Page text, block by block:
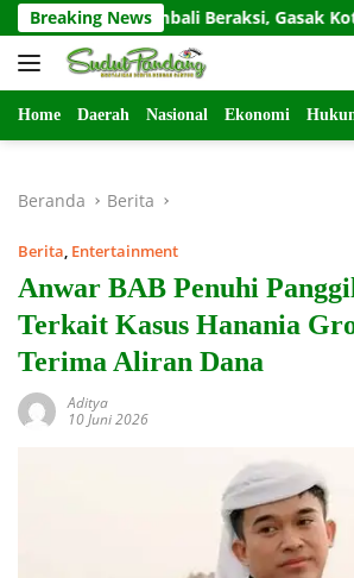
Langsung
ke
konten
Breaking News
Kembali Beraksi, Gasak Kotak
Home Daerah Nasional Ekonomi
Beranda Berita
Berita, Entertainment
Anwar BAB Penuhi
Terkait Kasus Hanania
Terima Aliran Dana
Aditya
10 Juni 2026